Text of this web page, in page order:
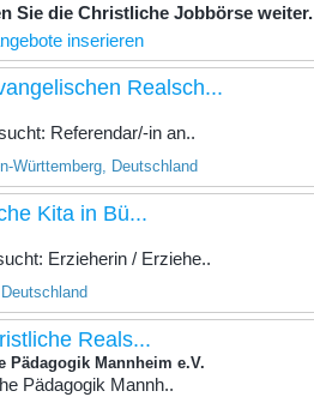
Sie die Christliche Jobbörse weiter.
inserieren
Realsch...
Referendar/-in an..
Württemberg, Deutschland
Kita in Bü...
Erzieherin / Erziehe..
Reals...
Pädagogik Mannheim e.V.
Pädagogik Mannh..